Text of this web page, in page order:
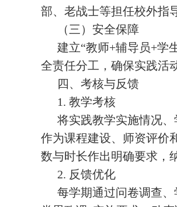
部、老战士等担任校外指
（三）安全保障
建立“教师+辅导员+学
全责任分工，确保实践活
四、考核与反馈
1. 教学考核
将实践教学实施情况
作为课程建设、师资评价
数与时长作出明确要求，
2. 反馈优化
每学期通过问卷调查